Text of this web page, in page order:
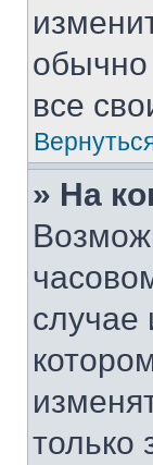
обычно
все
» На
случае
только